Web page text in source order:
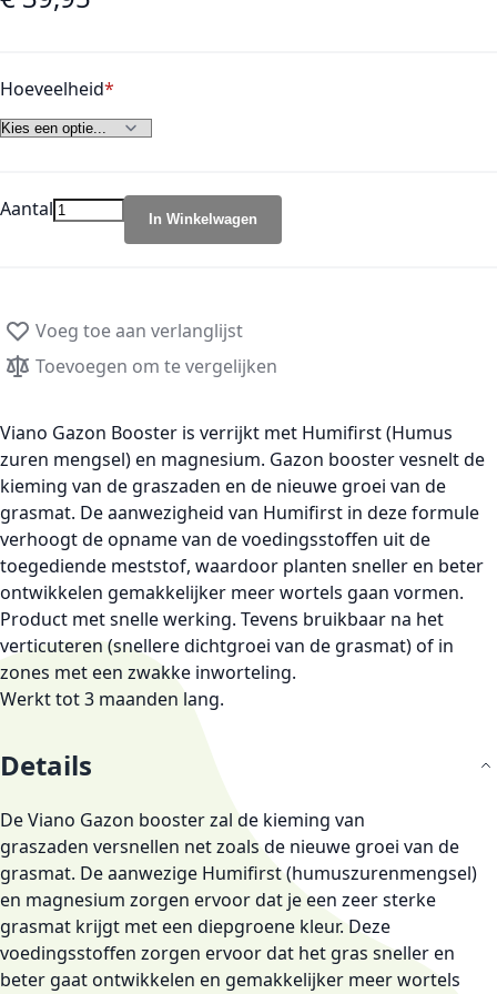
Hoeveelheid
Aantal In Winkelwagen
Voeg toe aan verlanglijst
Toevoegen om te vergelijken
Viano Gazon Booster is verrijkt met Humifirst (Humus
zuren mengsel) en magnesium. Gazon booster vesnelt de
kieming van de graszaden en de nieuwe groei van de
grasmat. De aanwezigheid van Humifirst in deze formule
verhoogt de opname van de voedingsstoffen uit de
toegediende meststof, waardoor planten sneller en beter
ontwikkelen gemakkelijker meer wortels gaan vormen.
Product met snelle werking. Tevens bruikbaar na het
verticuteren (snellere dichtgroei van de grasmat) of in
zones met een zwakke inworteling.
Werkt tot 3 maanden lang.
Details
DeViano Gazon boosterzal de kieming van
graszaden versnellen net zoals de nieuwe groei van de
grasmat. De aanwezige Humifirst (humuszurenmengsel)
en magnesium zorgen ervoor dat je een zeer sterke
grasmat krijgt met een diepgroene kleur. Deze
voedingsstoffen zorgen ervoor dat het gras sneller en
beter gaatontwikkelen en gemakkelijker meer wortels